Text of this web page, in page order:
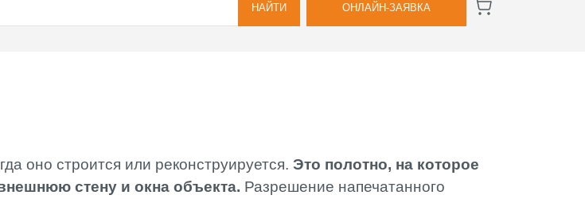
ГАРАНТИИ
ХУДОЖЕСТВЕННОЕ
ОФОРМЛЕНИЕ
РУССКИЙ
НАЙТИ ОНЛАЙН-ЗАЯВКА
оно строится или реконструируется. Это полотно, на которое
стену и окна объекта. Разрешение напечатанного